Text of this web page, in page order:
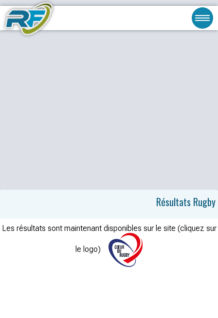
Résultats Rugby
Les résultats sont maintenant disponibles sur le site (cliquez sur
le logo)